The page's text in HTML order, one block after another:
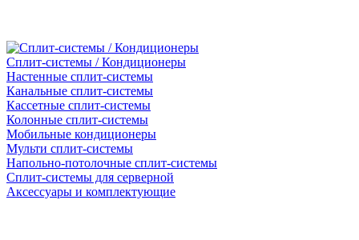
Сплит-системы / Кондиционеры
Настенные сплит-системы
Канальные сплит-системы
Кассетные сплит-системы
Колонные сплит-системы
Мобильные кондиционеры
Мульти сплит-системы
Напольно-потолочные сплит-системы
Сплит-системы для серверной
Аксессуары и комплектующие